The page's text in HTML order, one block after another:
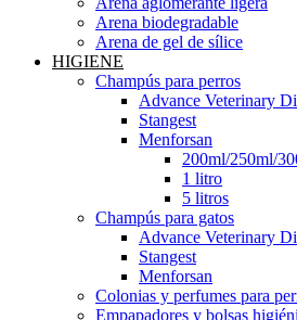
Arena biodegradable
Arena de gel de sílice
HIGIENE
Champús para perros
Advance Veterinary
Stangest
Menforsan
200ml/250ml/
1 litro
5 litros
Champús para gatos
Advance Veterinary
Stangest
Menforsan
Colonias y perfumes para
Empapadores y bolsas